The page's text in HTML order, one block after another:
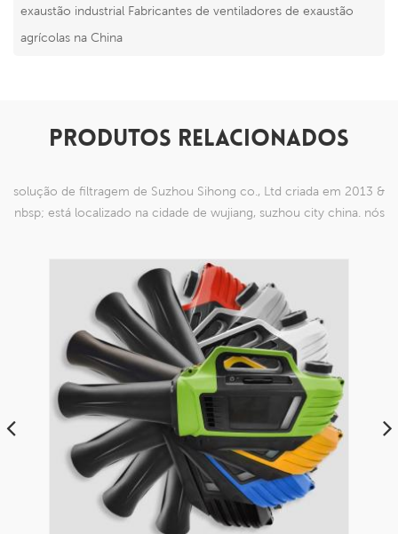
exaustão industrial Fabricantes de ventiladores de exaustão
agrícolas na China
PRODUTOS RELACIONADOS
solução de filtragem de Suzhou Sihong co., Ltd criada em 2013 &
nbsp; está localizado na cidade de wujiang, suzhou city china. nós
tipo de spray ULV escritórios comerciais
saneamento de edifícios públicos 5L dc